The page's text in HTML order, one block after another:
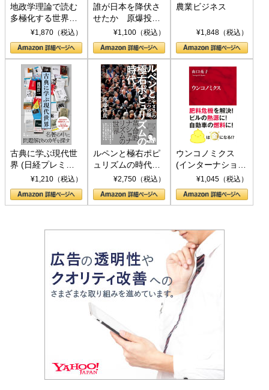
地政学理論で読む
多極化する世界：
トランプとBRICS
の挑戦
¥1,870（税込）
誰が日本を降伏さ
せたか 原爆投
下、ソ連参戦、そ
して聖断 (PHP新
書)
¥1,100（税込）
農業ビジネス
¥1,848（税込）
古典に学ぶ現代世
界 (日経プレミア
シリーズ)¥1,210（税込）
ルペンと極右ポピ
ュリズムの時代：
〈ヤヌス〉の二つ
の顔
¥2,750（税込）
ウンコノミクス
(インターナショナ
ル新書)¥1,045（税込）